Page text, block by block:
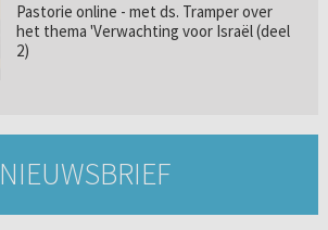
Pastorie online - met ds. Tramper over
het thema 'Verwachting voor Israël (deel
2)
NIEUWSBRIEF